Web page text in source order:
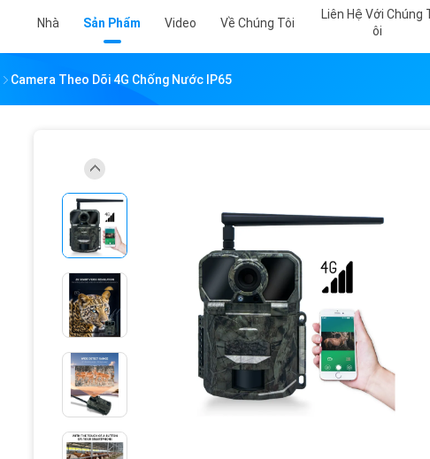
Nhà Sản Phẩm Video Về Chúng Tôi
Liên Hệ Với Chúng
Ôi
Camera Theo Dõi 4G Chống Nước IP65